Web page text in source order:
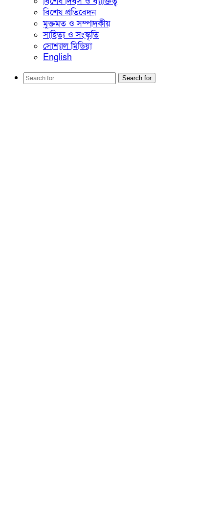
বিশেষ প্রতিবেদন
মুক্তমত ও সম্পাদকীয়
সাহিত্য ও সংস্কৃতি
সোশ্যাল মিডিয়া
English
Search for